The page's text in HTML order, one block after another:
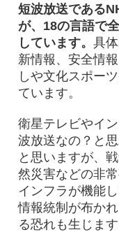
短波放送である
が、18の言語で
しています。 具
新情報、安全情
しや文化スポー
ています。
衛星テレビやイ
波放送なの？と
と思いますが、
然災害などの非
インフラが機能
情報統制が布か
る恐れも生じます